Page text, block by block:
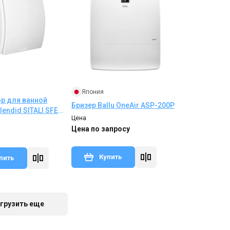
для ванной
SITALI SFE
Япония
Бризер Ballu OneAir ASP-200P
Цена
Цена по запросу
Купить
еще